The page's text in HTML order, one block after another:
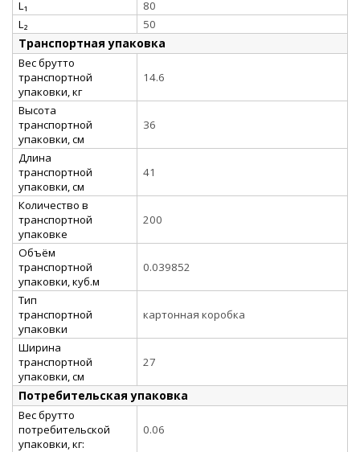
L₁
80
L₂
50
Транспортная упаковка
Вес брутто
транспортной
упаковки, кг
14.6
Высота
транспортной
упаковки, см
36
Длина
транспортной
упаковки, см
41
Количество в
транспортной
упаковке
200
Объём
транспортной
упаковки, куб.м
0.039852
Тип
транспортной
упаковки
картонная коробка
Ширина
транспортной
упаковки, см
27
Потребительская упаковка
Вес брутто
потребительской
упаковки, кг:
0.06